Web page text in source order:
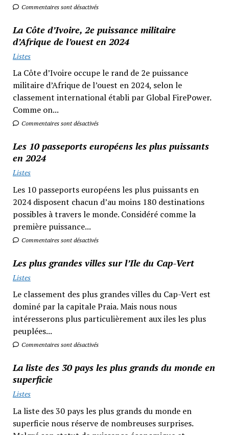
Commentaires sont désactivés
La Côte d’Ivoire, 2e puissance militaire
d’Afrique de l’ouest en 2024
Listes
La Côte d’Ivoire occupe le rand de 2e puissance
militaire d’Afrique de l’ouest en 2024, selon le
classement international établi par Global FirePower.
Comme on...
Commentaires sont désactivés
Les 10 passeports européens les plus puissants
en 2024
Listes
Les 10 passeports européens les plus puissants en
2024 disposent chacun d’au moins 180 destinations
possibles à travers le monde. Considéré comme la
première puissance...
Commentaires sont désactivés
Les plus grandes villes sur l’Ile du Cap-Vert
Listes
Le classement des plus grandes villes du Cap-Vert est
dominé par la capitale Praia. Mais nous nous
intéresserons plus particulièrement aux iles les plus
peuplées...
Commentaires sont désactivés
La liste des 30 pays les plus grands du monde en
superficie
Listes
La liste des 30 pays les plus grands du monde en
superficie nous réserve de nombreuses surprises.